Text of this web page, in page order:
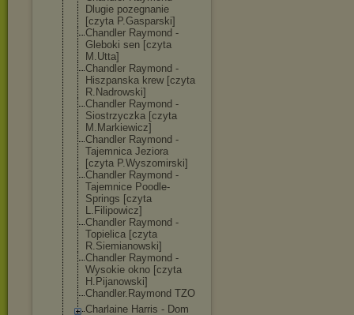
Dlugie pozegnanie
[czyta P.Gasparski]
Chandler Raymond -
Gleboki sen [czyta
M.Utta]
Chandler Raymond -
Hiszpanska krew [czyta
R.Nadrowski]
Chandler Raymond -
Siostrzyczka [czyta
M.Markiewicz]
Chandler Raymond -
Tajemnica Jeziora
[czyta P.Wyszomirski]
Chandler Raymond -
Tajemnice Poodle-
Springs [czyta
L.Filipowicz]
Chandler Raymond -
Topielica [czyta
R.Siemianowski]
Chandler Raymond -
Wysokie okno [czyta
H.Pijanowski]
Chandler.Raymond TZO
Charlaine Harris - Dom